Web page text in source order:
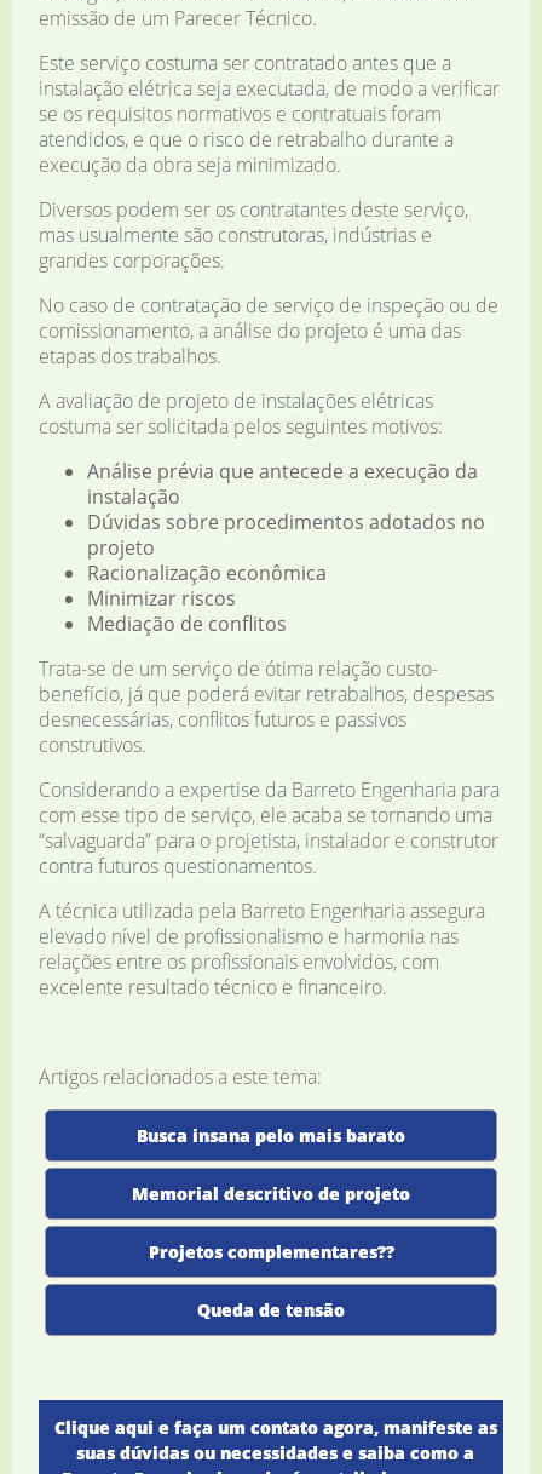
emissão de um Parecer Técnico.
Este serviço costuma ser contratado antes que a
instalação elétrica seja executada, de modo a verificar
se os requisitos normativos e contratuais foram
atendidos, e que o risco de retrabalho durante a
execução da obra seja minimizado.
Diversos podem ser os contratantes deste serviço,
mas usualmente são construtoras, indústrias e
grandes corporações.
No caso de contratação de serviço de inspeção ou de
comissionamento, a análise do projeto é uma das
etapas dos trabalhos.
A avaliação de projeto de instalações elétricas
costuma ser solicitada pelos seguintes motivos:
Análise prévia que antecede a execução da
instalação
Dúvidas sobre procedimentos adotados no
projeto
Racionalização econômica
Minimizar riscos
Mediação de conflitos
Trata-se de um serviço de ótima relação custo-
benefício, já que poderá evitar retrabalhos, despesas
desnecessárias, conflitos futuros e passivos
construtivos.
Considerando a expertise da Barreto Engenharia para
com esse tipo de serviço, ele acaba se tornando uma
“salvaguarda” para o projetista, instalador e construtor
contra futuros questionamentos.
A técnica utilizada pela Barreto Engenharia assegura
elevado nível de profissionalismo e harmonia nas
relações entre os profissionais envolvidos, com
excelente resultado técnico e financeiro.
Artigos relacionados a este tema:
Busca insana pelo mais barato
Memorial descritivo de projeto
Projetos complementares??
Queda de tensão
Clique aqui e faça um contato agora, manifeste as
suas dúvidas ou necessidades e saiba como a